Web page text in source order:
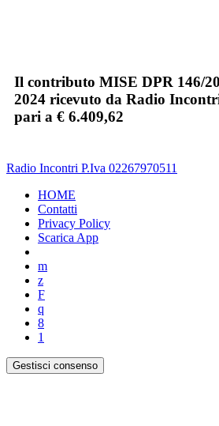
Il contributo MISE DPR 146/
2024 ricevuto da Radio
pari a € 6.409,62
Radio Incontri P.Iva 02267970511
HOME
Contatti
Privacy Policy
Scarica App
Gestisci consenso